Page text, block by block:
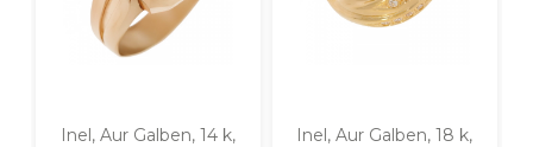
Inel, Aur Galben, 14 k,
Inel, Aur Galben, 18 k,